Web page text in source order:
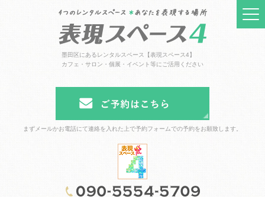
墨田区にあるレンタルスペース【表現スペース4】
カフェ・サロン・個展・イベント等にご活用ください
まずメールかお電話にて連絡を入れた上で予約フォームでの予約をお願致します。